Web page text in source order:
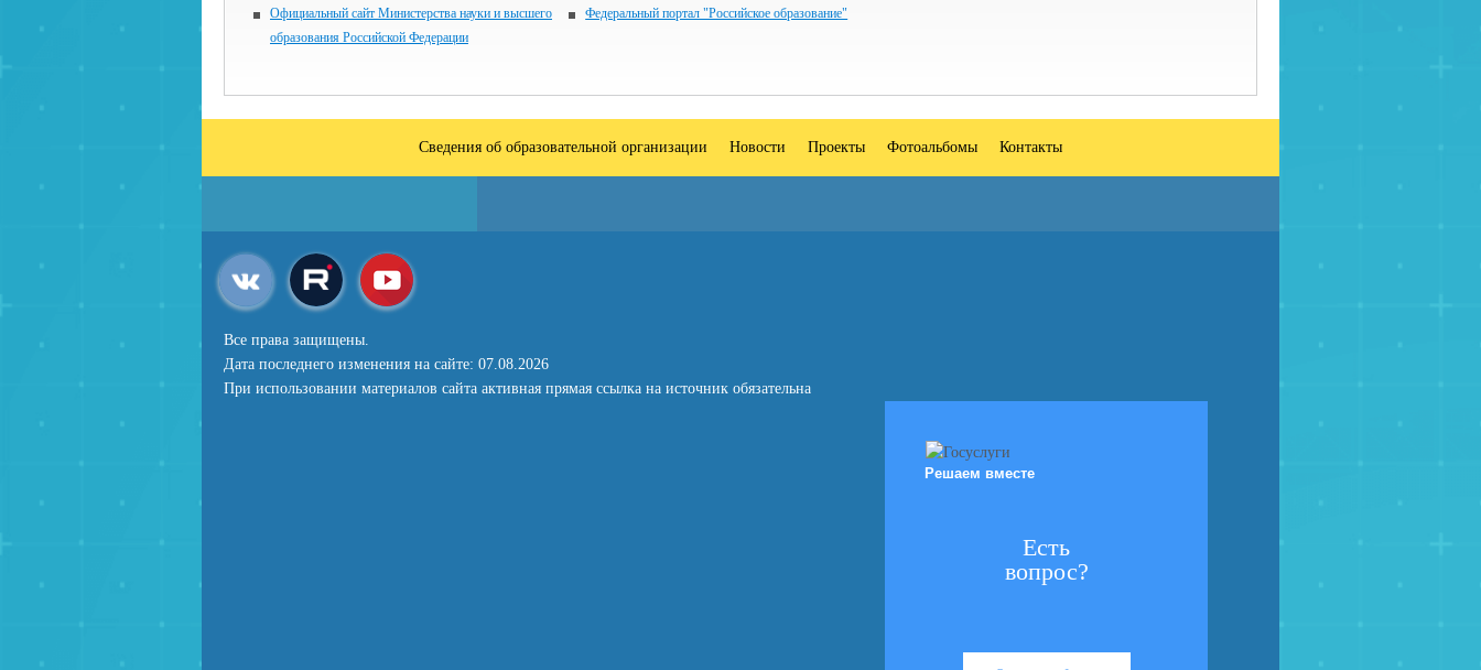
Официальный сайт Министерства науки и высшего
образования Российской Федерации
Федеральный портал "Российское образование"
Сведения об образовательной организации Новости Проекты Фотоальбомы Контакты
Все права защищены.
Дата последнего изменения на сайте: 07.08.2026
При использовании материалов сайта активная прямая ссылка на источник обязательна
Решаем вместе
Есть
вопрос?